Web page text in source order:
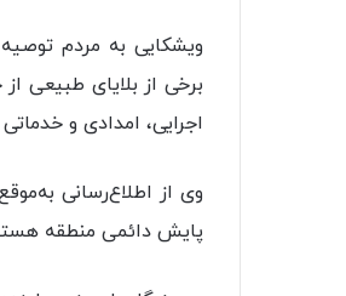
ویشکایی به مردم
برخی از بلایای طبیعی
اجرایی، امدادی و
وی از اطلاع رسانی به
پایش دائمی منطقه